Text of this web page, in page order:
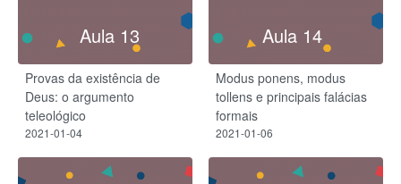
Aula 13
Provas da existência de
Deus: o argumento
teleológico
2021-01-04
Aula 14
Modus ponens, modus
tollens e principais falácias
formais
2021-01-06